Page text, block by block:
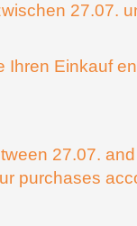
27.07.
Ihren Einkauf
27.07.
purchases